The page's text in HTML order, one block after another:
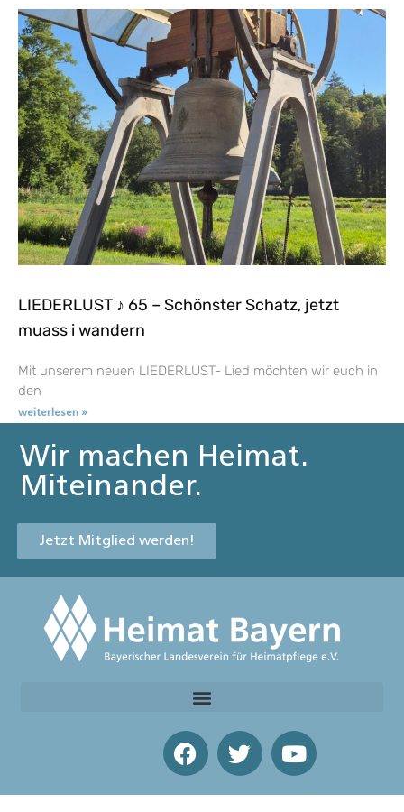
LIEDERLUST ♪ 65 – Schönster Schatz, jetzt
muass i wandern
Mit unserem neuen LIEDERLUST- Lied möchten wir euch in
den
weiterlesen »
Wir machen Heimat.
Miteinander.
Jetzt Mitglied werden!